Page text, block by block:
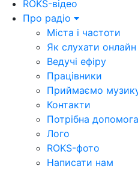
ROKS-відео
Про радіо
Міста і частоти
Як слухати онлайн
Ведучі ефіру
Працівники
Приймаємо
Контакти
Потрібна допомога
Лого
ROKS-фото
Написати нам